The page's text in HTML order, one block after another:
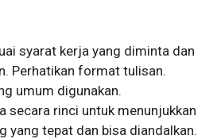
syarat kerja yang diminta dan
Perhatikan format tulisan.
umum digunakan.
secara rinci untuk menunjukkan
yang tepat dan bisa diandalkan.